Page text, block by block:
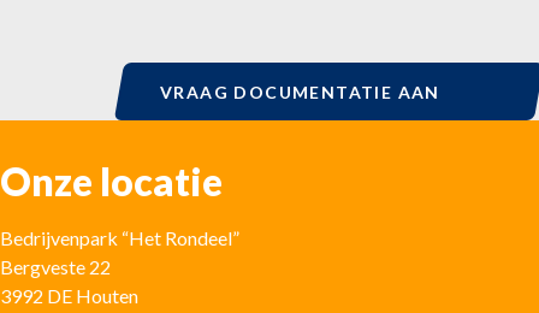
VRAAG DOCUMENTATIE AAN
Onze locatie
Bedrijvenpark “Het Rondeel”
Bergveste 22
3992 DE Houten